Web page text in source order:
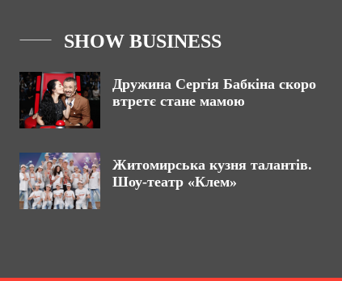
SHOW BUSINESS
Дружина Сергія Бабкіна скоро
втретє стане мамою
Житомирська кузня талантів.
Шоу-театр «Клем»